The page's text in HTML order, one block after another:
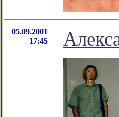
05.09.2001
17:45